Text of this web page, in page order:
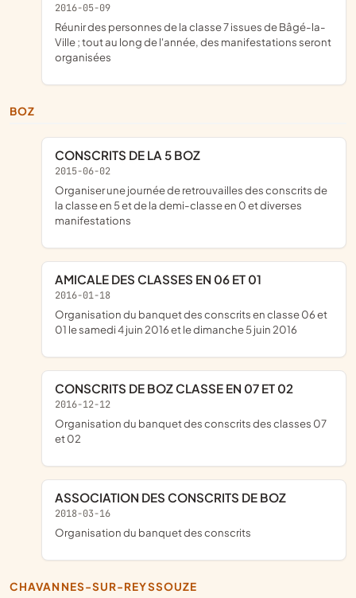
2016-05-09
réunir des personnes de la classe 7 issues de Bâgé-la-
Ville ; tout au long de l'année, des manifestations seront
organisées
BOZ
CONSCRITS DE LA 5 BOZ
2015-06-02
organiser une journée de retrouvailles des conscrits de
la classe en 5 et de la demi-classe en 0 et diverses
manifestations
AMICALE DES CLASSES EN 06 ET 01
2016-01-18
organisation du banquet des conscrits en classe 06 et
01 le samedi 4 juin 2016 et le dimanche 5 juin 2016
CONSCRITS DE BOZ CLASSE EN 07 ET 02
2016-12-12
organisation du banquet des conscrits des classes 07
et 02
ASSOCIATION DES CONSCRITS DE BOZ
2018-03-16
organisation du banquet des conscrits
CHAVANNES-SUR-REYSSOUZE